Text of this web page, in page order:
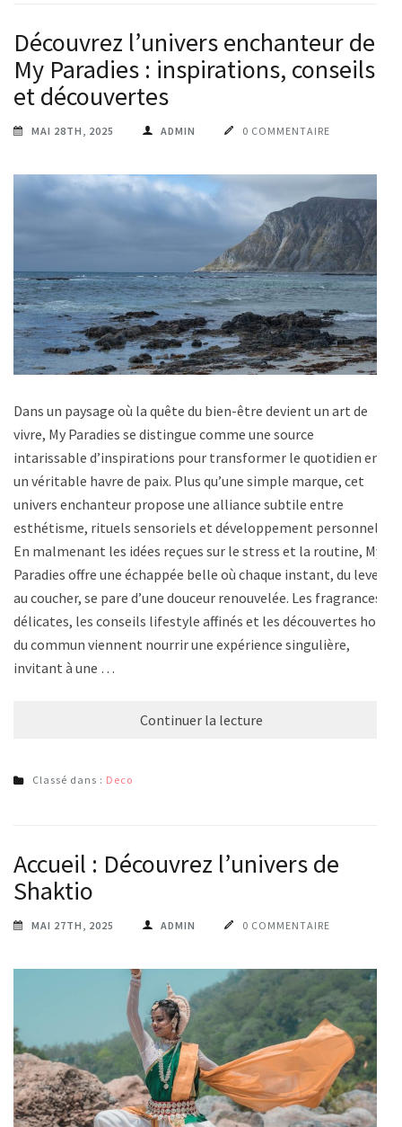
Découvrez l’univers enchanteur de
My Paradies : inspirations, conseils
et découvertes
MAI 28TH, 2025 ADMIN 0 COMMENTAIRE
Dans un paysage où la quête du bien-être devient un art de
vivre, My Paradies se distingue comme une source
intarissable d’inspirations pour transformer le quotidien en
un véritable havre de paix. Plus qu’une simple marque, cet
univers enchanteur propose une alliance subtile entre
esthétisme, rituels sensoriels et développement personnel.
En malmenant les idées reçues sur le stress et la routine, My
Paradies offre une échappée belle où chaque instant, du lever
au coucher, se pare d’une douceur renouvelée. Les fragrances
délicates, les conseils lifestyle affinés et les découvertes hors
du commun viennent nourrir une expérience singulière,
invitant à une …
Continuer la lecture
Classé dans : Deco
Accueil : Découvrez l’univers de
Shaktio
MAI 27TH, 2025 ADMIN 0 COMMENTAIRE